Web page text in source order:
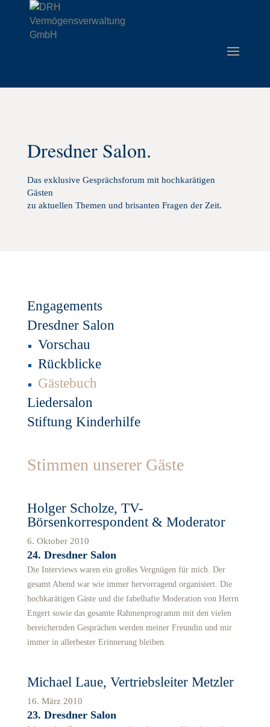
Dresdner Salon.
Das exklusive Gesprächsforum mit hochkarätigen
Gästen
zu aktuellen Themen und brisanten Fragen der Zeit.
Engagements
Dresdner Salon
Vorschau
Rückblicke
Gästebuch
Liedersalon
Stiftung Kinderhilfe
Stimmen unserer Gäste
Holger Scholze, TV-
Börsenkorrespondent & Moderator
6. Oktober 2010
24. Dresdner Salon
Die Interviews waren ein großes Vergnügen für mich. Der
gesamt Abend war wie immer hervorragend organisiert. Die
hochkarätigen Gäste und die fabelhafte Moderation von Herrn
Engert sowie das gesamte Rahmenprogramm mit den vielen
bereichernden Gesprächen werden meiner Freundin und mir
immer in allerbester Erinnerung bleiben.
Michael Laue, Vertriebsleiter Metzler
16. März 2010
23. Dresdner Salon